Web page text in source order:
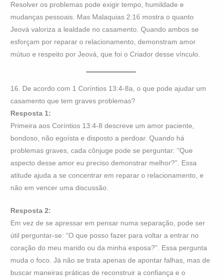
Resolver os problemas pode exigir tempo, humildade e
mudanças pessoais. Mas Malaquias 2:16 mostra o quanto
Jeová valoriza a lealdade no casamento. Quando ambos se
esforçam por reparar o relacionamento, demonstram amor
mútuo e respeito por Jeová, que foi o Criador desse vínculo.
16. De acordo com 1 Coríntios 13:4-8a, o que pode ajudar um
casamento que tem graves problemas?
Resposta 1:
Primeira aos Coríntios 13:4-8 descreve um amor paciente,
bondoso, não egoísta e disposto a perdoar. Quando há
problemas graves, cada cônjuge pode se perguntar: “Que
aspecto desse amor eu preciso demonstrar melhor?”. Essa
atitude ajuda a se concentrar em reparar o relacionamento, e
não em vencer uma discussão.
Resposta 2:
Em vez de se apressar em pensar numa separação, pode ser
útil perguntar-se: “O que posso fazer para voltar a entrar no
coração do meu marido ou da minha esposa?”. Essa pergunta
muda o foco. Já não se trata apenas de apontar falhas, mas de
buscar maneiras práticas de reconstruir a confiança e o